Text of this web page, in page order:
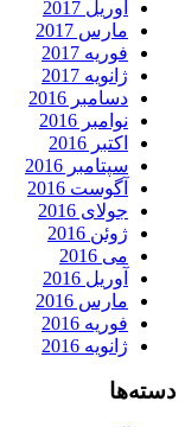
آوریل 2017
مارس 2017
فوریه 2017
ژانویه 2017
دسامبر 2016
نوامبر 2016
اکتبر 2016
سپتامبر 2016
آگوست 2016
جولای 2016
ژوئن 2016
می 2016
آوریل 2016
مارس 2016
فوریه 2016
ژانویه 2016
دسته‌ها